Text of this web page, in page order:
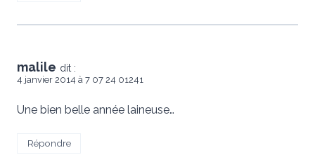
malile dit :
4 janvier 2014 à 7 07 24 01241
Une bien belle année laineuse…
Répondre